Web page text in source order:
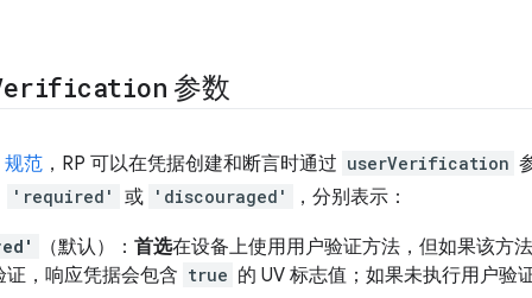
参数
范 ，RP 可以在凭据创建和断言时通过 userVerification
'required' 或 'discouraged' ，分别表示：
（默认）： 首选在设备上使用用户验证方法，但如果该方
证，响应凭据会包含 true 的 UV 标志值；如果未执行用户验